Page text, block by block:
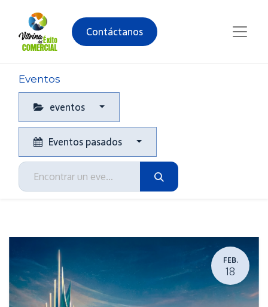
Contáctanos
Eventos
eventos
Eventos pasados
FEB.
18